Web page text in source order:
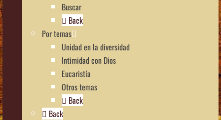
Buscar
Back
Por temas
Unidad en la diversidad
Intimidad con Dios
Eucaristía
Otros temas
Back
Back